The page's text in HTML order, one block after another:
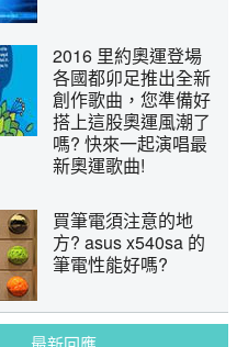
2016 里約奧運登場
各國都卯足推出全新
創作歌曲，您準備好
搭上這股奧運風潮了
嗎? 快來一起演唱最
新奧運歌曲!
買筆電須注意的地
方? asus x540sa 的
筆電性能好嗎?